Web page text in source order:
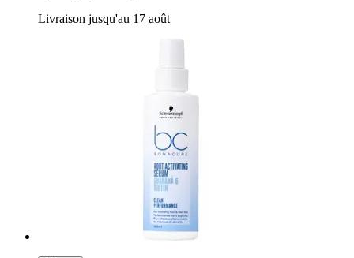
Livraison jusqu'au 17 août